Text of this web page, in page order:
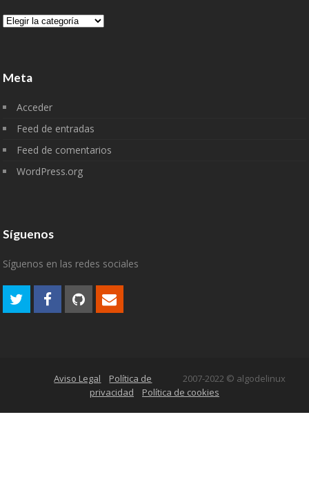
Categorías
Meta
Acceder
Feed de entradas
Feed de comentarios
WordPress.org
Síguenos
Síguenos en las redes sociales
2007-2022 © algodelinux
Aviso Legal
Política de
privacidad
Política de cookies